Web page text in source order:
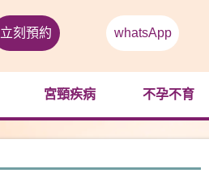
立刻預約 whatsApp
宮頸疾病 不孕不育